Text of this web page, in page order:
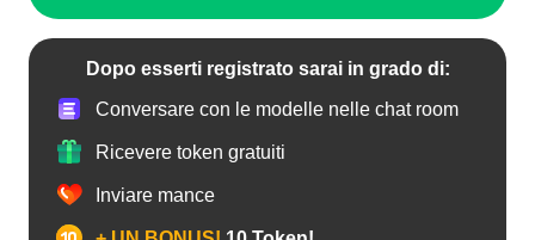
Dopo esserti registrato sarai in grado di:
Conversare con le modelle nelle chat room
Ricevere token gratuiti
Inviare mance